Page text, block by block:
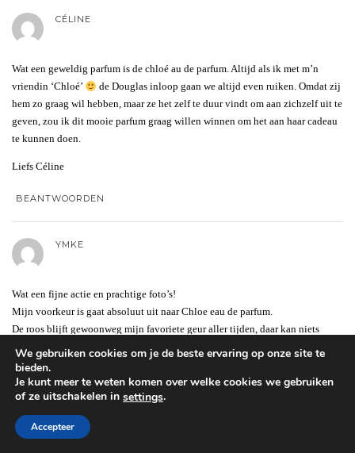
CÉLINE
Wat een geweldig parfum is de chloé au de parfum. Altijd als ik met m’n
vriendin ‘Chloé’
de Douglas inloop gaan we altijd even ruiken. Omdat zij
hem zo graag wil hebben, maar ze het zelf te duur vindt om aan zichzelf uit te
geven, zou ik dit mooie parfum graag willen winnen om het aan haar cadeau
te kunnen doen.
Liefs Céline
BEANTWOORDEN
YMKE
Wat een fijne actie en prachtige foto’s!
Mijn voorkeur is gaat absoluut uit naar Chloe eau de parfum.
De roos blijft gewoonweg mijn favoriete geur aller tijden, daar kan niets
tegenop!
Fingers crossed.
BEANTWOORDEN
YELDA
We gebruiken cookies om je de beste ervaring op onze site te
bieden.
Je kunt meer te weten komen over welke cookies we gebruiken
of ze uitschakelen in settings.
Accepteer